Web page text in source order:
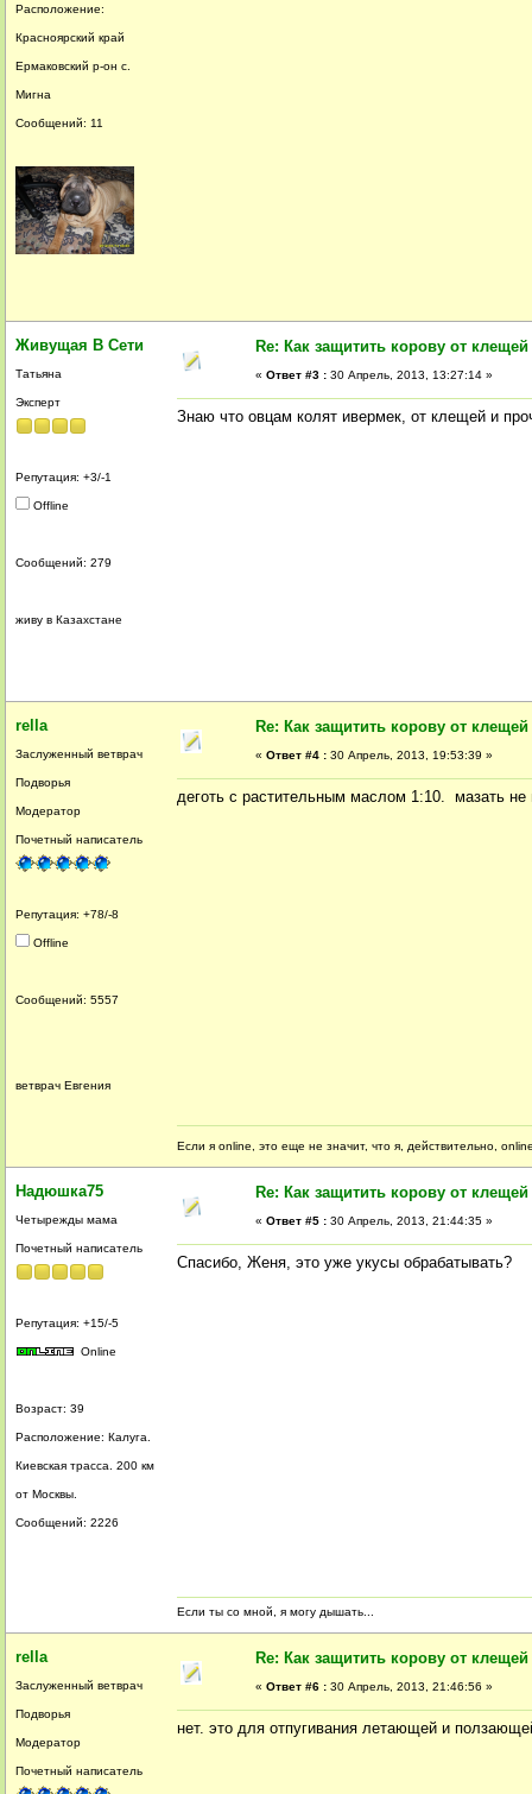
Расположение:
Красноярский край
Ермаковский р-он с.
Мигна
Сообщений: 11
Живущая В Сети
Татьяна
Эксперт
Репутация: +3/-1
Offline
Сообщений: 279
живу в Казахстане
Re: Как защитить корову от клещей
« Ответ #3 : 30 Апрель, 2013, 13:27:14 »
Знаю что овцам колят ивермек, от клещей и
rella
Заслуженный ветврач
Подворья
Модератор
Почетный написатель
Репутация: +78/-8
Offline
Сообщений: 5557
ветврач Евгения
Re: Как защитить корову от клещей
« Ответ #4 : 30 Апрель, 2013, 19:53:39 »
деготь с растительным маслом 1:10. мазать не
Если я online, это еще не значит, что я, действительно,
Надюшка75
Четырежды мама
Почетный написатель
Репутация: +15/-5
Online
Возраст: 39
Расположение: Калуга.
Киевская трасса. 200 км
от Москвы.
Сообщений: 2226
Re: Как защитить корову от клещей
« Ответ #5 : 30 Апрель, 2013, 21:44:35 »
Спасибо, Женя, это уже укусы обрабатывать?
Если ты со мной, я могу дышать...
rella
Заслуженный ветврач
Подворья
Модератор
Почетный написатель
Re: Как защитить корову от клещей
« Ответ #6 : 30 Апрель, 2013, 21:46:56 »
нет. это для отпугивания летающей и